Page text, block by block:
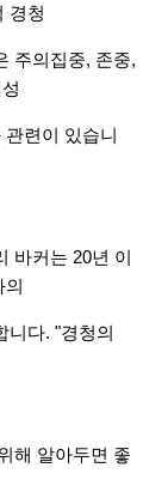
경청
주의집중, 존중,
련이 있습니
바커는 20년 이
의
니다. "경청의
해 알아두면 좋